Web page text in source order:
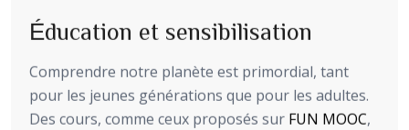
Éducation et sensibilisation
Comprendre notre planète est primordial, tant
pour les jeunes générations que pour les adultes.
Des cours, comme ceux proposés sur FUN MOOC,